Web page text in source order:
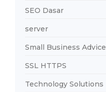
SEO Dasar
server
Small Business Advice
SSL HTTPS
Technology Solutions